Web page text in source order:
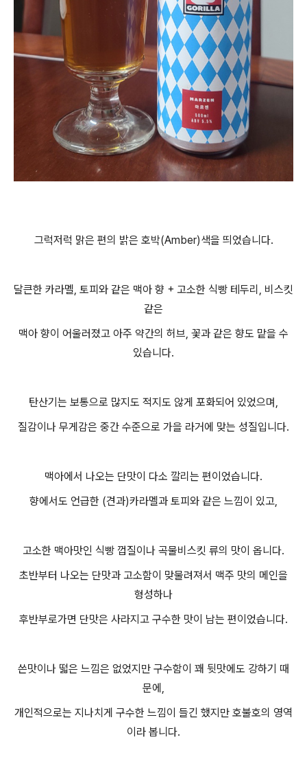
그럭저럭 맑은 편의 밝은 호박(Amber)색을 띄었습니다.
달큰한 카라멜, 토피와 같은 맥아 향 + 고소한 식빵 테두리, 비스킷
같은
맥아 향이 어울러졌고 아주 약간의 허브, 꽃과 같은 향도 맡을 수
있습니다.
탄산기는 보통으로 많지도 적지도 않게 포화되어 있었으며,
질감이나 무게감은 중간 수준으로 가을 라거에 맞는 성질입니다.
맥아에서 나오는 단맛이 다소 깔리는 편이었습니다.
향에서도 언급한 (견과)카라멜과 토피와 같은 느낌이 있고,
고소한 맥아맛인 식빵 껍질이나 곡물비스킷 류의 맛이 옵니다.
초반부터 나오는 단맛과 고소함이 맞물려져서 맥주 맛의 메인을
형성하나
후반부로가면 단맛은 사라지고 구수한 맛이 남는 편이었습니다.
쓴맛이나 떫은 느낌은 없었지만 구수함이 꽤 뒷맛에도 강하기 때
문에,
개인적으로는 지나치게 구수한 느낌이 들긴 했지만 호불호의 영역
이라 봅니다.